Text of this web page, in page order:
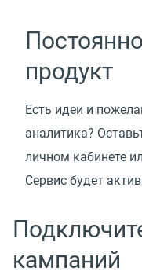
продукт
Есть идеи и
аналитика?
личном кабинете
Сервис будет
кампаний